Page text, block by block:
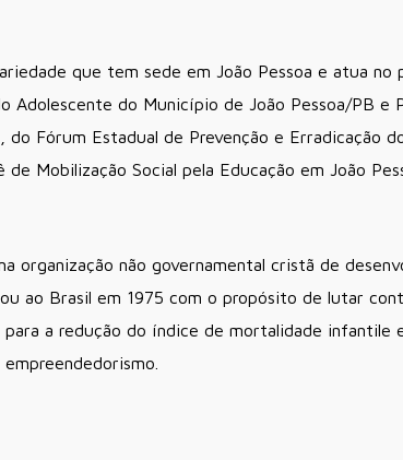
que tem sede em João Pessoa e atua
Adolescente do Município de João Pessoa/PB
do Fórum Estadual de Prevenção e Erradicação
Mobilização Social pela Educação em João
organização não governamental cristã de
ao Brasil em 1975 com o propósito de lutar
a redução do índice de mortalidade infantile